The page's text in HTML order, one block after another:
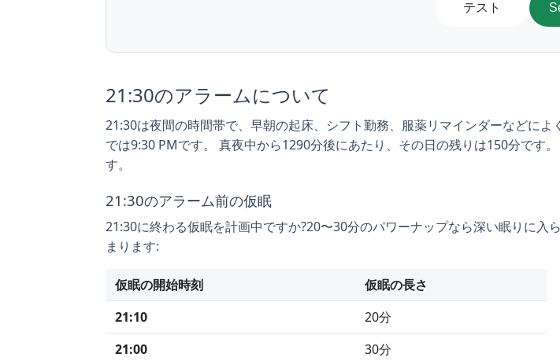
テスト
21:30のアラームについて
21:30は夜間の時間帯で、早朝の起床、シフト勤務、服薬リマインダーなどに
では9:30 PMです。 真夜中から1290分後にあたり、その日の残りは150分です
す。
21:30のアラーム前の仮眠
21:30に終わる仮眠を計画中ですか?20〜30分のパワーナップなら深い眠りに
まります:
仮眠の開始時刻
仮眠の長さ
21:10
20分
21:00
30分